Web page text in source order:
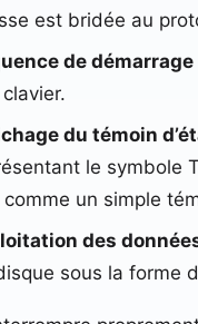
est bridée au
de démarrage
du témoin
le symbole
comme un simple
des
sous la forme